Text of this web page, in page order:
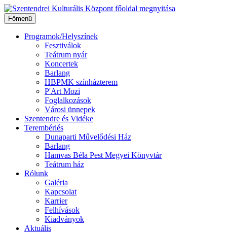
Ugrás
a
tartalomhoz
Főmenü
Programok/Helyszínek
Fesztiválok
Teátrum nyár
Koncertek
Barlang
HBPMK színházterem
P'Art Mozi
Foglalkozások
Városi ünnepek
Szentendre és Vidéke
Terembérlés
Dunaparti Művelődési Ház
Barlang
Hamvas Béla Pest Megyei Könyvtár
Teátrum ház
Rólunk
Galéria
Kapcsolat
Karrier
Felhívások
Kiadványok
Aktuális